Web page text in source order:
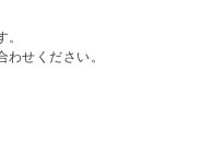
せください。